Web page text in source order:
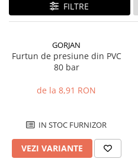
Foarfeci de gradina
Masini de tuns iarba si accesorii
Motocoase si accesorii
Motocositori
Motosape si Motocultoare
Motoburghie
multifunctionale
Tocatoare de crengi si resturi
vegetale
FILTRE
GORJAN
Furtun de presiune din PVC
80 bar
de la 8,91 RON
IN STOC FURNIZOR
VEZI VARIANTE